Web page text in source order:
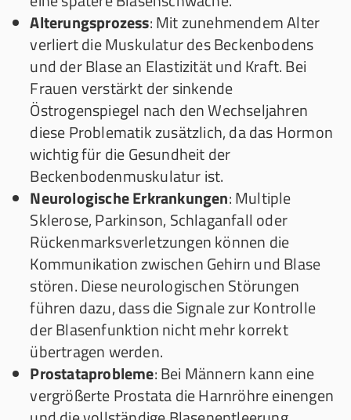
Alterungsprozess: Mit zunehmendem Alter
verliert die Muskulatur des Beckenbodens
und der Blase an Elastizität und Kraft. Bei
Frauen verstärkt der sinkende
Östrogenspiegel nach den Wechseljahren
diese Problematik zusätzlich, da das Hormon
wichtig für die Gesundheit der
Beckenbodenmuskulatur ist.
Neurologische Erkrankungen: Multiple
Sklerose, Parkinson, Schlaganfall oder
Rückenmarksverletzungen können die
Kommunikation zwischen Gehirn und Blase
stören. Diese neurologischen Störungen
führen dazu, dass die Signale zur Kontrolle
der Blasenfunktion nicht mehr korrekt
übertragen werden.
Prostataprobleme: Bei Männern kann eine
vergrößerte Prostata die Harnröhre einengen